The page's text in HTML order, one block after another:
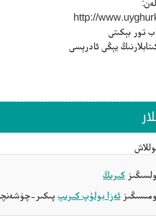
http://
تور بېكىتى
يېڭى ئادرېسى
كىرىڭ
ئەزا بولۇپ كىرىپ پىكىر-